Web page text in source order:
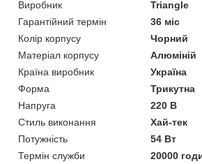
Виробник
Triangle
Гарантійний термін
36 міс
Колір корпусу
Чорний
Матеріал корпусу
Алюміній
Країна виробник
Україна
Форма
Трикутна
Напруга
220 В
Стиль виконання
Хай-тек
Потужність
54 Вт
Термін служби
20000